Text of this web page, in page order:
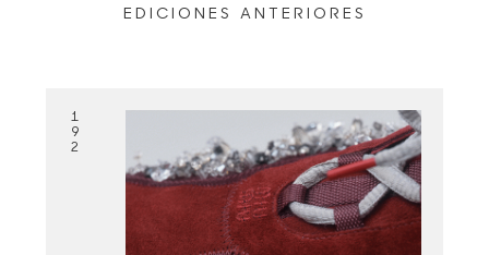
EDICIONES ANTERIORES
1
9
2